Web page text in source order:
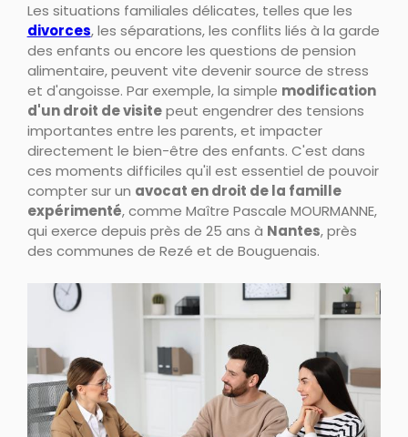
Les situations familiales délicates, telles que les
divorces, les séparations, les conflits liés à la garde
des enfants ou encore les questions de pension
alimentaire, peuvent vite devenir source de stress
et d'angoisse. Par exemple, la simple modification
d'un droit de visitepeut engendrer des tensions
importantes entre les parents, et impacter
directement le bien-être des enfants. C'est dans
ces moments difficiles qu'il est essentiel de pouvoir
compter sur un avocat en droit de la famille
expérimenté, comme Maître Pascale MOURMANNE,
qui exerce depuis près de 25 ans à Nantes, près
des communes de Rezé et de Bouguenais.